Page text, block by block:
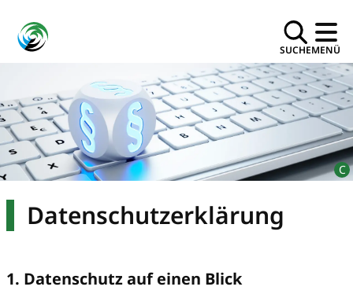
SUCHEMENÜ
Datenschutzerklärung
1. Datenschutz auf einen Blick